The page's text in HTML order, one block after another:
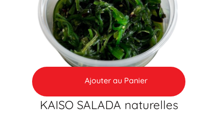
KAISO SALADA naturelles
Ajouter au Panier